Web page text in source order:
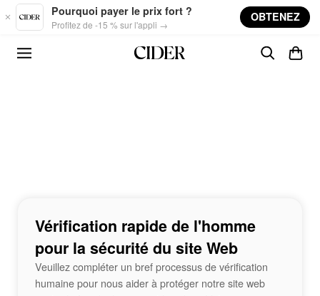
Skip to main content
Pourquoi payer le prix fort ?
Profitez de -15 % sur l'appli →
OBTENEZ
Vérification rapide de l'homme
pour la sécurité du site Web
Veuillez compléter un bref processus de vérification
humaine pour nous aider à protéger notre site web